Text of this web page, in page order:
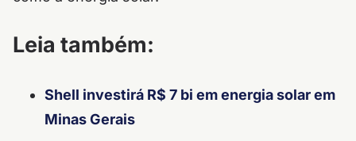
Leia também:
Shell investirá R$ 7 bi em energia solar em
Minas Gerais